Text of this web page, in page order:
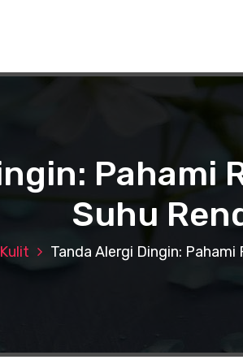
Pahami
Suhu
Tanda Alergi Dingin: Pahami